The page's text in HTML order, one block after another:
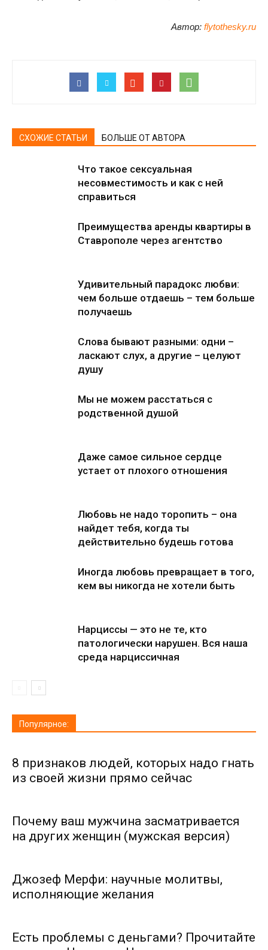
Автор: flytothesky.ru
СХОЖИЕ СТАТЬИ БОЛЬШЕ ОТ АВТОРА
Что такое сексуальная
несовместимость и как с ней
справиться
Преимущества аренды квартиры в
Ставрополе через агентство
Удивительный парадокс любви:
чем больше отдаешь – тем больше
получаешь
Слова бывают разными: одни –
ласкают слух, а другие – целуют
душу
Мы не можем расстаться с
родственной душой
Даже самое сильное сердце
устает от плохого отношения
Любовь не надо торопить – она
найдет тебя, когда ты
действительно будешь готова
Иногда любовь превращает в того,
кем вы никогда не хотели быть
Нарциссы — это не те, кто
патологически нарушен. Вся наша
среда нарциссичная
Популярное:
8 признаков людей, которых надо гнать
из своей жизни прямо сейчас
Почему ваш мужчина засматривается
на других женщин (мужская версия)
Джозеф Мерфи: научные молитвы,
исполняющие желания
Есть проблемы с деньгами? Прочитайте